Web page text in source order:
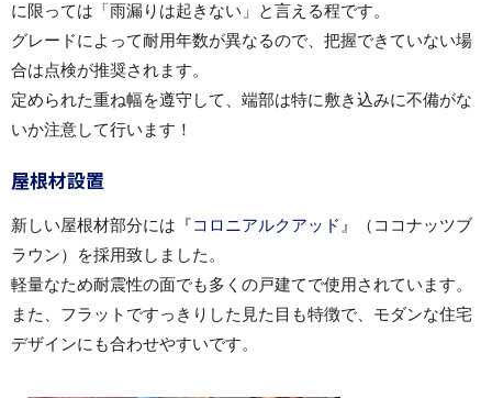
に限っては「雨漏りは起きない」と言える程です。
グレードによって耐用年数が異なるので、把握できていない場
合は点検が推奨されます。
定められた重ね幅を遵守して、端部は特に敷き込みに不備がな
いか注意して行います！
屋根材設置
新しい屋根材部分には『コロニアルクアッド 』（ココナッツブ
ラウン）を採用致しました。
軽量なため耐震性の面でも多くの戸建てで使用されています。
また、フラットですっきりした見た目も特徴で、モダンな住宅
デザインにも合わせやすいです。